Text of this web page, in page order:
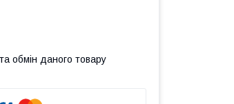
обмін даного товару